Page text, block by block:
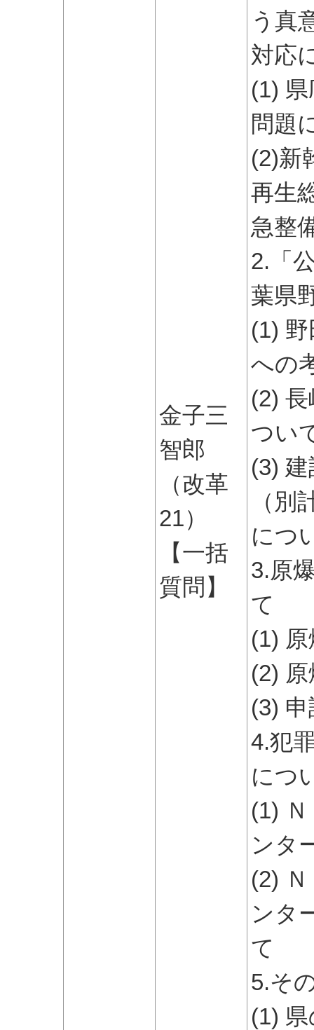
金子三
智郎
（改革
21）
【一括
質問】
う真
対応
(1)
問題
(2)新
再生
急整
2.「
葉県
(1)
への
(2)
つい
(3)
（
につ
3.原
て
(1)
(2)
(3)
4.犯
につ
(1)
ンタ
(2)
ンタ
て
5.そ
(1)